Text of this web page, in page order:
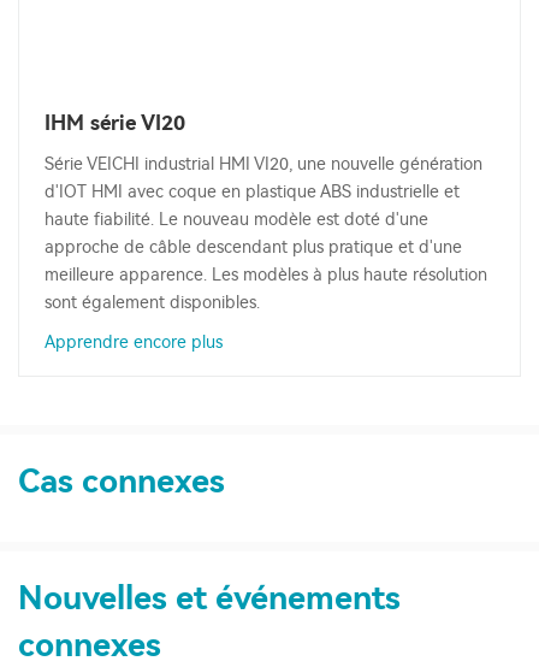
IHM série VI20
Série VEICHI industrial HMI VI20, une nouvelle génération
d'IOT HMI avec coque en plastique ABS industrielle et
haute fiabilité. Le nouveau modèle est doté d'une
approche de câble descendant plus pratique et d'une
meilleure apparence. Les modèles à plus haute résolution
sont également disponibles.
Apprendre encore plus
Cas connexes
Nouvelles et événements
connexes